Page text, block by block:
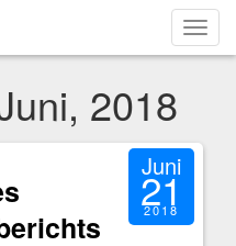
2018
Juni
21
2018